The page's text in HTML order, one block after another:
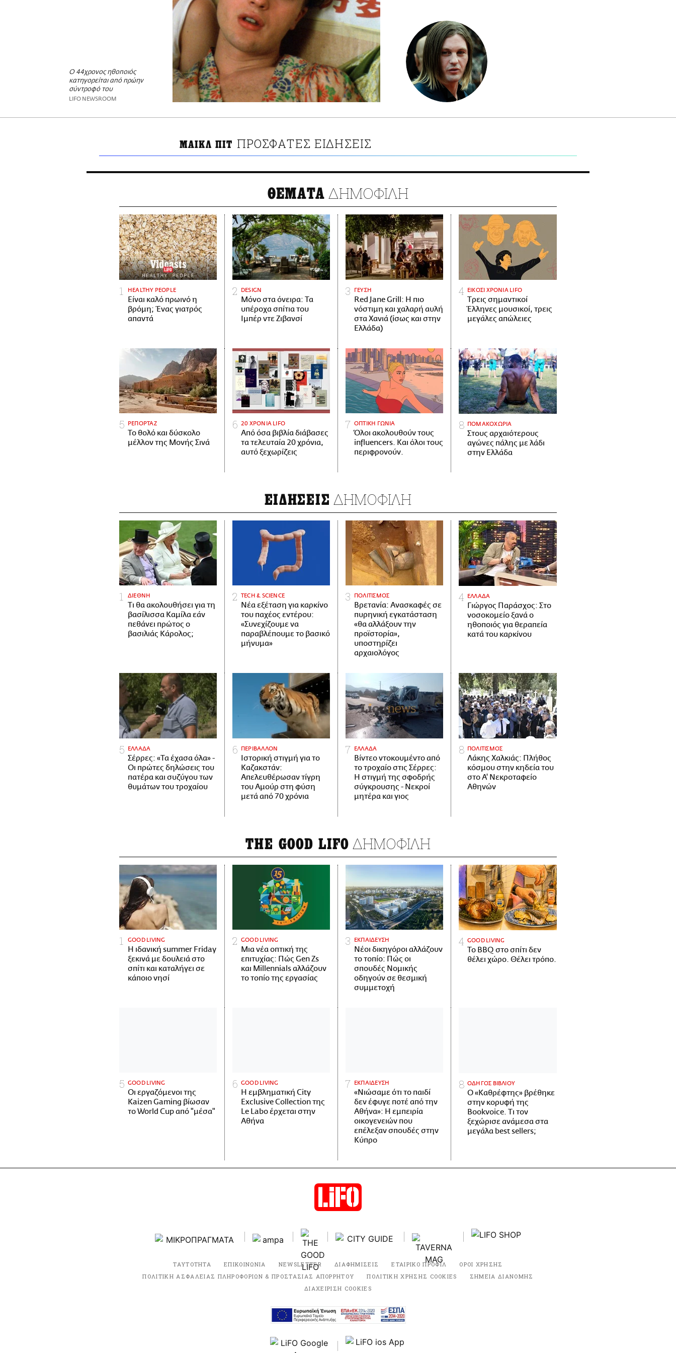
Ο 44χρονος ηθοποιός
κατηγορείται από πρώην
σύντροφό του
LIFO NEWSROOM
ΜΑΙΚΛ ΠΙΤ ΠΡΟΣΦΑΤΕΣ ΕΙΔΗΣΕΙΣ
ΘΕΜΑΤΑ ΔΗΜΟΦΙΛΗ
HEALTHY PEOPLE
Είναι καλό πρωινό η
βρόμη; Ένας γιατρός
απαντά
DESIGN
Μόνο στα όνειρα: Τα
υπέροχα σπίτια του
Ιμπέρ ντε Ζιβανσί
ΓΕΥΣΗ
Red Jane Grill: Η πιο
νόστιμη και χαλαρή αυλή
στα Χανιά (ίσως και στην
Ελλάδα)
ΕΙΚΟΣΙ ΧΡΟΝΙΑ LIFO
Tρεις σημαντικοί
Έλληνες μουσικοί, τρεις
μεγάλες απώλειες
ΡΕΠΟΡΤΑΖ
Το θολό και δύσκολο
μέλλον της Μονής Σινά
20 ΧΡΟΝΙΑ LIFO
Από όσα βιβλία διάβασες
τα τελευταία 20 χρόνια,
αυτό ξεχωρίζεις
ΟΠΤΙΚΗ ΓΩΝΙΑ
Όλοι ακολουθούν τους
influencers. Και όλοι τους
περιφρονούν.
ΠΟΜΑΚΟΧΩΡΙΑ
Στους αρχαιότερους
αγώνες πάλης με λάδι
στην Ελλάδα
ΕΙΔΗΣΕΙΣ ΔΗΜΟΦΙΛΗ
ΔΙΕΘΝΗ
Τι θα ακολουθήσει για τη
βασίλισσα Καμίλα εάν
πεθάνει πρώτος ο
βασιλιάς Κάρολος;
ΤECH & SCIENCE
Νέα εξέταση για καρκίνο
του παχέος εντέρου:
«Συνεχίζουμε να
παραβλέπουμε το βασικό
μήνυμα»
ΠΟΛΙΤΙΣΜΟΣ
Βρετανία: Ανασκαφές σε
πυρηνική εγκατάσταση
«θα αλλάξουν την
προϊστορία»,
υποστηρίζει
αρχαιολόγος
ΕΛΛΑΔΑ
Γιώργος Παράσχος: Στο
νοσοκομείο ξανά ο
ηθοποιός για θεραπεία
κατά του καρκίνου
ΕΛΛΑΔΑ
Σέρρες: «Τα έχασα όλα» -
Οι πρώτες δηλώσεις του
πατέρα και συζύγου των
θυμάτων του τροχαίου
ΠΕΡΙΒΑΛΛΟΝ
Ιστορική στιγμή για το
Καζακστάν:
Απελευθέρωσαν τίγρη
του Αμούρ στη φύση
μετά από 70 χρόνια
ΕΛΛΑΔΑ
Βίντεο ντοκουμέντο από
το τροχαίο στις Σέρρες:
Η στιγμή της σφοδρής
σύγκρουσης - Νεκροί
μητέρα και γιος
ΠΟΛΙΤΙΣΜΟΣ
Λάκης Χαλκιάς: Πλήθος
κόσμου στην κηδεία του
στο Α' Νεκροταφείο
Αθηνών
THE GOOD LIFO ΔΗΜΟΦΙΛΗ
GOOD LIVING
Η ιδανική summer Friday
ξεκινά με δουλειά στο
σπίτι και καταλήγει σε
κάποιο νησί
GOOD LIVING
Μια νέα οπτική της
επιτυχίας: Πώς Gen Zs
και Millennials αλλάζουν
το τοπίο της εργασίας
ΕΚΠΑΙΔΕΥΣΗ
Νέοι δικηγόροι αλλάζουν
το τοπίο: Πώς οι
σπουδές Νομικής
οδηγούν σε θεσμική
συμμετοχή
GOOD LIVING
Το BBQ στο σπίτι δεν
θέλει χώρο. Θέλει τρόπο.
GOOD LIVING
Οι εργαζόμενοι της
Kaizen Gaming βίωσαν
το World Cup από "μέσα"
GOOD LIVING
Η εμβληματική City
Exclusive Collection της
Le Labo έρχεται στην
Αθήνα
ΕΚΠΑΙΔΕΥΣΗ
«Νιώσαμε ότι το παιδί
δεν έφυγε ποτέ από την
Αθήνα»: Η εμπειρία
οικογενειών που
επέλεξαν σπουδές στην
Κύπρο
ΟΔΗΓΟΣ ΒΙΒΛΙΟΥ
Ο «Καθρέφτης» βρέθηκε
στην κορυφή της
Bookvoice. Τι τον
ξεχώρισε ανάμεσα στα
μεγάλα best sellers;
ΤΑΥΤΟΤΗΤΑ ΕΠΙΚΟΙΝΩΝΙΑ NEWSLETTER ΔΙΑΦΗΜΙΣΕΙΣ ΕΤΑΙΡΙΚΟ ΠΡΟΦΙΛ
ΟΡΟΙ ΧΡΗΣΗΣ
ΠΟΛΙΤΙΚΗ ΑΣΦΑΛΕΙΑΣ ΠΛΗΡΟΦΟΡΙΩΝ & ΠΡΟΣΤΑΣΙΑΣ ΑΠΟΡΡΗΤΟΥ
ΠΟΛΙΤΙΚΗ ΧΡΗΣΗΣ COOKIES
ΣΗΜΕΙΑ ΔΙΑΝΟΜΗΣ
ΔΙΑΧΕΙΡΙΣΗ COOKIES